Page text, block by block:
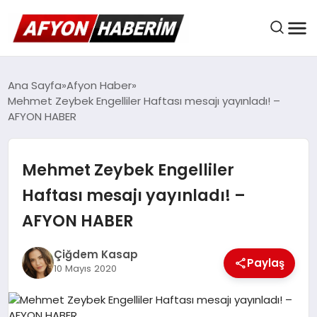
AFYON HABER
GÜNDEM
BELEDIYELER
DÜNYA
Ana Sayfa Afyon Haber
Mehmet Zeybek Engelliler Haftası mesajı yayınladı! –
AFYON HABER
Mehmet Zeybek Engelliler
Haftası mesajı yayınladı! –
AFYON HABER
Çiğdem Kasap
10 Mayıs 2020 Paylaş